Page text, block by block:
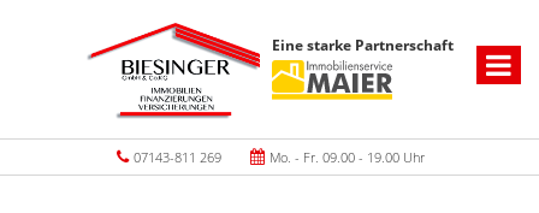
Eine starke Partnerschaft
07143-811 269 Mo. - Fr. 09.00 - 19.00 Uhr